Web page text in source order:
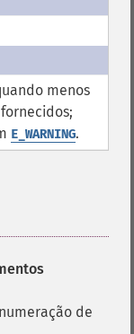
menos
E_WARNING.
de